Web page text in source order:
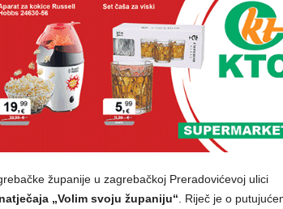
županije u zagrebačkoj Preradovićevoj ulici
„Volim svoju županiju“ . Riječ je o